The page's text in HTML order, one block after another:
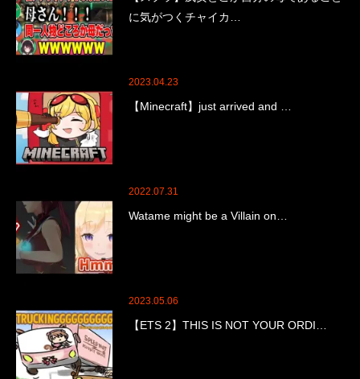
に気がつくチャイカ…
2023.04.23
【Minecraft】just arrived and …
2022.07.31
Watame might be a Villain on…
2023.05.06
【ETS 2】THIS IS NOT YOUR ORDI…